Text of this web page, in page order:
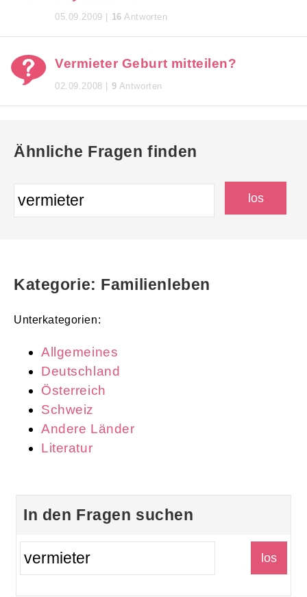
05.09.2009 | 16 Antworten
Vermieter Geburt mitteilen?
02.09.2008 | 9 Antworten
Ähnliche Fragen finden
Kategorie: Familienleben
Unterkategorien:
Allgemeines
Deutschland
Österreich
Schweiz
Andere Länder
Literatur
In den Fragen suchen